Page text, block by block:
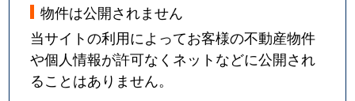
谷田部
3,500万円
みどりの
谷田部
480万円
物件は公開されません
当サイトの利用によってお客様の不動産物件
や個人情報が許可なくネットなどに公開され
ることはありません。